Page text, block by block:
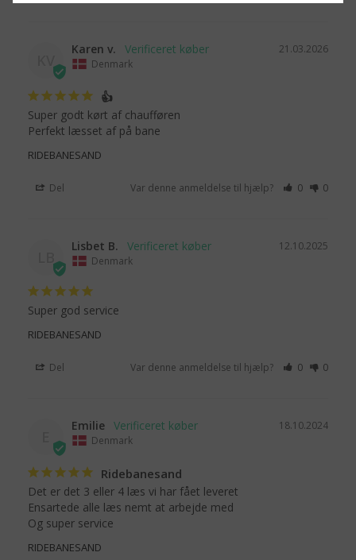
21.03.2026
Karen v.
Denmark
👍
Super godt kørt af chaufføren
Perfekt læsset af på bane
RIDEBANESAND
Del Var denne anmeldelse til hjælp? 0 0
12.10.2025
Lisbet B.
Denmark
Super god service
RIDEBANESAND
Del Var denne anmeldelse til hjælp? 0 0
18.10.2024
Emilie
Denmark
Ridebanesand
Det er det 3 eller 4 læs vi har fået leveret
Ensartede alle læs nemt at arbejde med
Og super service
RIDEBANESAND